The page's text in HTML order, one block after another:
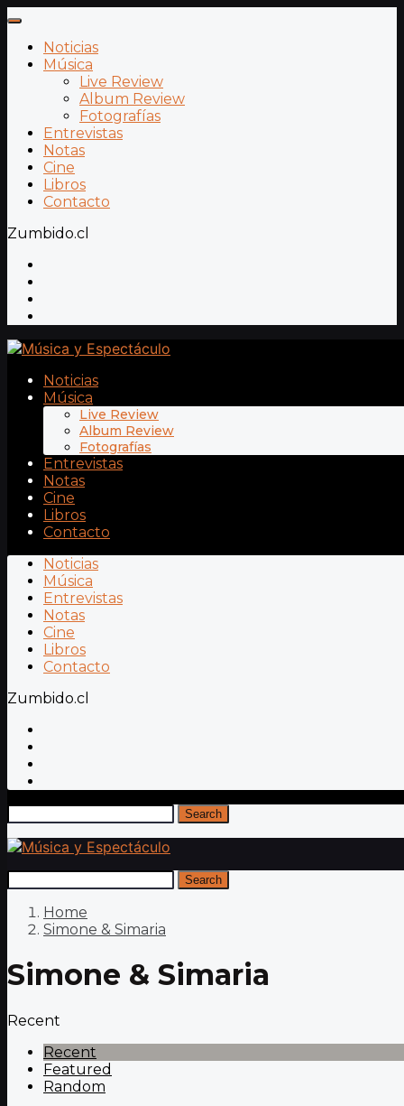
Noticias
Música
Live Review
Album Review
Fotografías
Entrevistas
Notas
Cine
Libros
Contacto
Zumbido.cl
Noticias
Música
Live Review
Album Review
Fotografías
Entrevistas
Notas
Cine
Libros
Contacto
Noticias
Música
Entrevistas
Notas
Cine
Libros
Contacto
Zumbido.cl
Search
Search
Home
Simone & Simaria
Simone & Simaria
Recent
Recent
Featured
Random